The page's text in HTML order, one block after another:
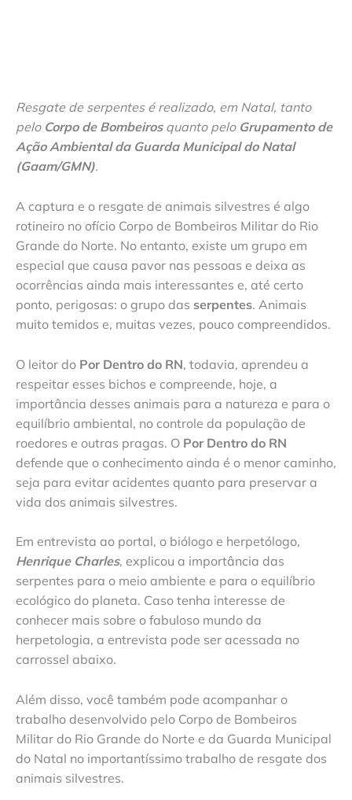
Resgate de serpentes é realizado, em Natal, tanto
pelo Corpo de Bombeirosquanto pelo Grupamento de
Ação Ambiental da Guarda Municipal do Natal
(Gaam/GMN).
A captura e o resgate de animais silvestres é algo
rotineiro no ofício Corpo de Bombeiros Militar do Rio
Grande do Norte. No entanto, existe um grupo em
especial que causa pavor nas pessoas e deixa as
ocorrências ainda mais interessantes e, até certo
ponto, perigosas: o grupo das serpentes. Animais
muito temidos e, muitas vezes, pouco compreendidos.
O leitor do Por Dentro do RN, todavia, aprendeu a
respeitar esses bichos e compreende, hoje, a
importância desses animais para a natureza e para o
equilíbrio ambiental, no controle da população de
roedores e outras pragas. O Por Dentro do RN
defende que o conhecimento ainda é o menor caminho,
seja para evitar acidentes quanto para preservar a
vida dos animais silvestres.
Em entrevista ao portal, o biólogo e herpetólogo,
Henrique Charles, explicou a importância das
serpentes para o meio ambiente e para o equilíbrio
ecológico do planeta. Caso tenha interesse de
conhecer mais sobre o fabuloso mundo da
herpetologia, a entrevista pode ser acessada no
carrossel abaixo.
Além disso, você também pode acompanhar o
trabalho desenvolvido pelo Corpo de Bombeiros
Militar do Rio Grande do Norte e da Guarda Municipal
do Natal no importantíssimo trabalho de resgate dos
animais silvestres.